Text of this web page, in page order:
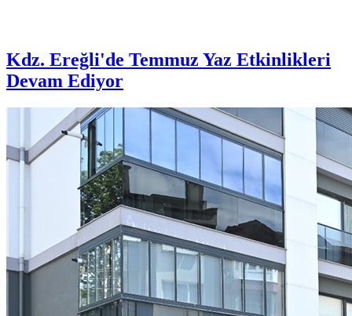
Kdz. Ereğli'de Temmuz Yaz Etkinlikleri
Devam Ediyor